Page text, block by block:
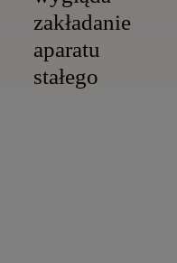
zakładanie
aparatu
stałego